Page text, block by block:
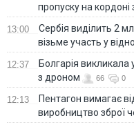
пропуску на
13:00
Сербія виділить 2
візьме участь у
12:37
Болгарія викликала
з дроном
66 0
12:13
Пентагон вимагає
виробництво зброї